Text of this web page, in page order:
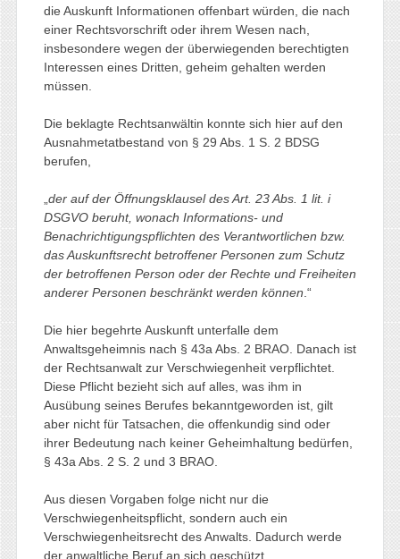
die Auskunft Informationen offenbart würden, die nach
einer Rechtsvorschrift oder ihrem Wesen nach,
insbesondere wegen der überwiegenden berechtigten
Interessen eines Dritten, geheim gehalten werden
müssen.
Die beklagte Rechtsanwältin konnte sich hier auf den
Ausnahmetatbestand von § 29 Abs. 1 S. 2 BDSG
berufen,
der auf der Öffnungsklausel des Art. 23 Abs. 1 lit. i
DSGVO beruht, wonach Informations- und
Benachrichtigungspflichten des Verantwortlichen bzw.
das Auskunftsrecht betroffener Personen zum Schutz
der betroffenen Person oder der Rechte und Freiheiten
anderer Personen beschränkt werden können .“
Die hier begehrte Auskunft unterfalle dem
Anwaltsgeheimnis nach § 43a Abs. 2 BRAO. Danach ist
der Rechtsanwalt zur Verschwiegenheit verpflichtet.
Diese Pflicht bezieht sich auf alles, was ihm in
Ausübung seines Berufes bekanntgeworden ist, gilt
aber nicht für Tatsachen, die offenkundig sind oder
ihrer Bedeutung nach keiner Geheimhaltung bedürfen,
§ 43a Abs. 2 S. 2 und 3 BRAO.
Aus diesen Vorgaben folge nicht nur die
Verschwiegenheitspflicht, sondern auch ein
Verschwiegenheitsrecht des Anwalts. Dadurch werde
der anwaltliche Beruf an sich geschützt.